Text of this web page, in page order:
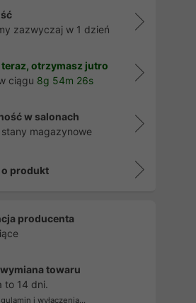
zazwyczaj w 1 dzień
otrzymasz jutro
ciągu 8g 54m 25s
w salonach
magazynowe
o produkt
producenta
towaru
to 14 dni.
i wyłączenia...